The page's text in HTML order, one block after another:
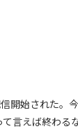
信開始された。
言えば終わるな